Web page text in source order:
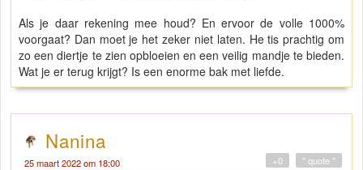
Als je daar rekening mee houd? En ervoor de volle 1000%
voorgaat? Dan moet je het zeker niet laten. He tis prachtig om
zo een diertje te zien opbloeien en een veilig mandje te bieden.
Wat je er terug krijgt? Is een enorme bak met liefde.
Nanina
25 maart 2022 om 18:00 " quote "
+0